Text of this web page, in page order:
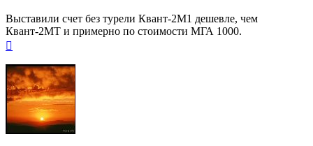
Выставили счет без турели Квант-2М1 дешевле, чем
Квант-2МТ и примерно по стоимости МГА 1000.
началу